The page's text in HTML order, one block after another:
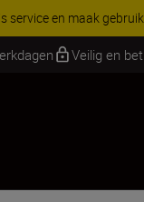
| Bespaar 15% op
Veilig en